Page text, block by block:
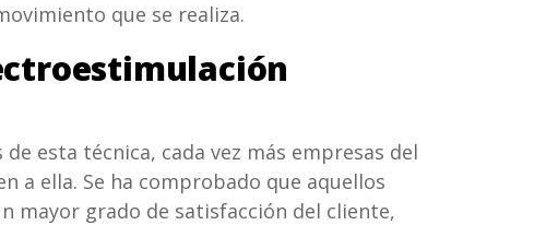
que se realiza.
esta técnica, cada vez más empresas del
a ella. Se ha comprobado que aquellos
mayor grado de satisfacción del cliente,